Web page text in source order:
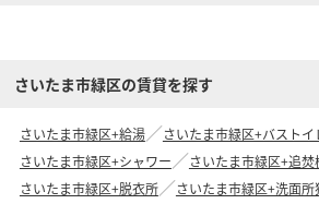
さいたま市緑区の賃貸を探す
さいたま市緑区+給湯
さいたま市緑区+バストイ
さいたま市緑区+シャワー
さいたま市緑区+追
さいたま市緑区+脱衣所
さいたま市緑区+洗面所